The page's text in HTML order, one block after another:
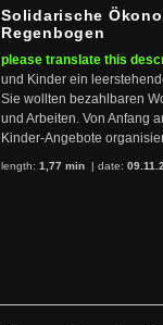
Solidarische
Regenbogen
please translate this
und Kinder ein
Sie wollten bezahlbaren
und Arbeiten. Von Anfang
Kinder-Angebote
length: 1,77 min | date: